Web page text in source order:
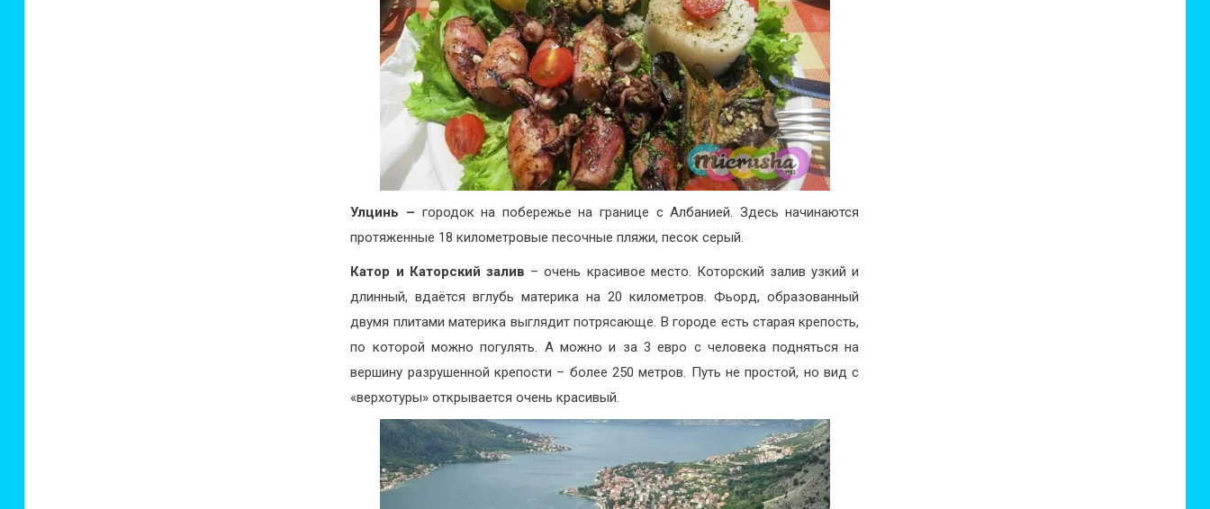
Улцинь – городок на побережье на границе с Албанией. Здесь начинаются
протяженные 18 километровые песочные пляжи, песок серый.
Катор и Каторский залив – очень красивое место. Которский залив узкий и
длинный, вдаётся вглубь материка на 20 километров. Фьорд, образованный
двумя плитами материка выглядит потрясающе. В городе есть старая крепость,
по которой можно погулять. А можно и за 3 евро с человека подняться на
вершину разрушенной крепости – более 250 метров. Путь не простой, но вид с
«верхотуры» открывается очень красивый.